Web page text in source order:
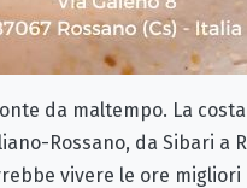
da maltempo. La
Rossano, da Sibari a
vivere le ore